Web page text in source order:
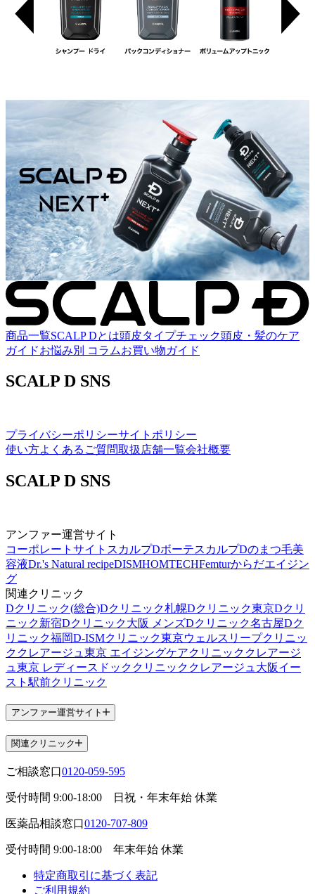
商品一覧SCALP Dとは頭皮タイプチェック頭皮・髪のケア
ガイドお悩み別 コラムお買い物ガイド
SCALP D SNS
プライバシーポリシーサイトポリシー
使い方よくあるご質問取扱店舗一覧会社概要
SCALP D SNS
アンファー運営サイト
コーポレートサイト スカルプDボーテスカルプDのまつ毛美
容液Dr.'s Natural recipeDISMHOMTECHFemturからだエイジン
グ
関連クリニック
Dクリニック(総合)Dクリニック札幌Dクリニック東京Dクリ
ニック新宿Dクリニック大阪 メンズDクリニック名古屋Dク
リニック福岡D-ISMクリニック東京ウェルスリープクリニッ
ク クレアージュ東京 エイジングケアクリニック クレアージ
ュ東京 レディースドッククリニック クレアージュ大阪イー
スト駅前クリニック
アンファー運営サイト
関連クリニック
ご相談窓口0120-059-595
受付時間 9:00-18:00 日祝・年末年始 休業
医薬品相談窓口0120-707-809
受付時間 9:00-18:00 年末年始 休業
特定商取引に基づく表記
ご利用規約